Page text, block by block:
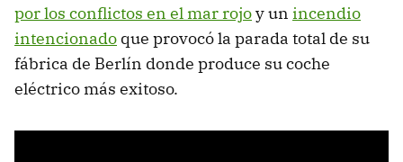
por los conflictos en el mar rojoy un incendio
intencionado que provocó la parada total de su
fábrica de Berlín donde produce su coche
eléctrico más exitoso.